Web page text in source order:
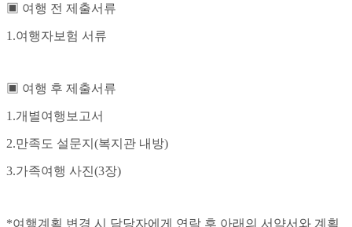
▣ 여행 전 제출서류
1.여행자보험 서류
▣ 여행 후 제출서류
1.개별여행보고서
2.만족도 설문지(복지관 내방)
3.가족여행 사진(3장)
*여행계획 변경 시 담당자에게 연락 후 아래의 서약서와 계획